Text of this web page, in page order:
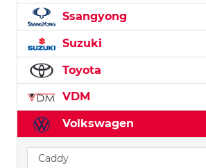
Ssangyong
Suzuki
Toyota
VDM
Volkswagen
Caddy